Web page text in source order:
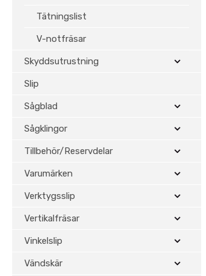
Tätningslist
V-notfräsar
Skyddsutrustning
Slip
Sågblad
Sågklingor
Tillbehör/Reservdelar
Varumärken
Verktygsslip
Vertikalfräsar
Vinkelslip
Vändskär